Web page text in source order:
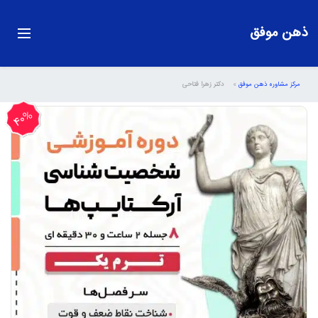
ذهن موفق
مرکز مشاوره ذهن موفق» دکتر زهرا فتاحی
40%
تخفیف